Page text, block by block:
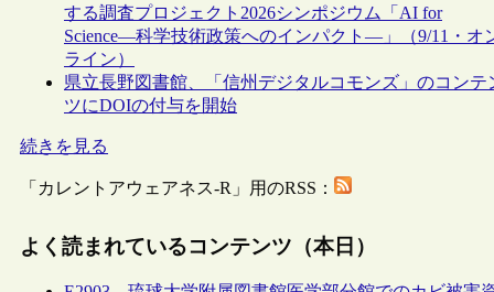
する調査プロジェクト2026シンポジウム「AI for
Science―科学技術政策へのインパクト―」（9/11・オ
ライン）
県立長野図書館、「信州デジタルコモンズ」のコンテ
ツにDOIの付与を開始
続きを見る
「カレントアウェアネス-R」用のRSS：
よく読まれているコンテンツ（本日）